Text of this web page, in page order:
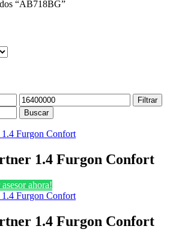
los“AB718BG”
Precio
máximo
Filtrar
Buscar
1.4 Furgon Confort
ahora!
1.4 Furgon Confort